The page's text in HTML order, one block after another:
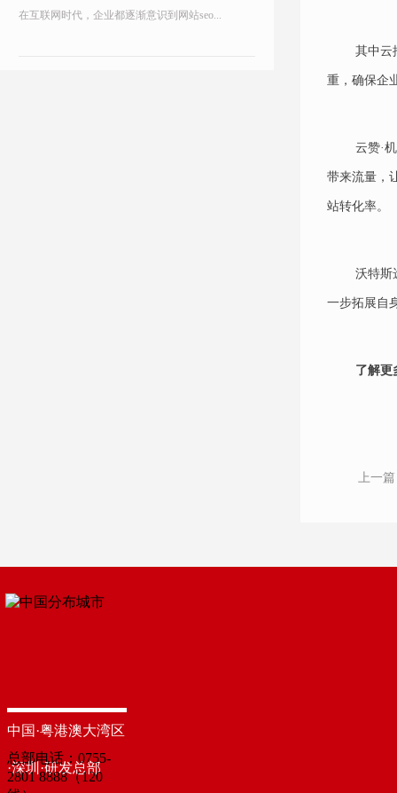
在互联网时代，企业都逐渐意识到网站seo...
其中云
重，确保企
云赞·
带来流量，
站转化率。
沃特斯
一步拓展自
了解更
上一
中国·粤港澳大湾区
·深圳·研发总部
总部电话：0755-
2801 8888（120